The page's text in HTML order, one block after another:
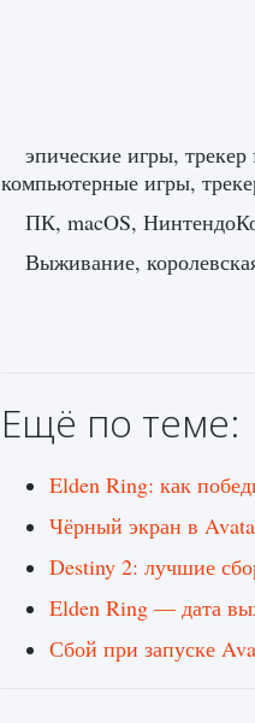
эпические игры,
компьютерные игры,
ПК, macOS,
Выживание,
Ещё по теме:
Elden Ring: как
Чёрный экран в
Destiny 2: лучшие
Elden Ring — дата
Сбой при запуске